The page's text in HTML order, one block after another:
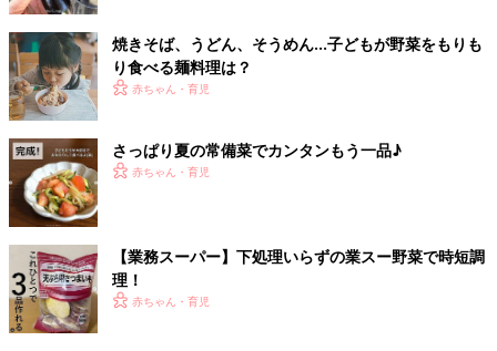
ね。
ズッキーニをはさんだハッセルバックポテト
焼きそば、うどん、そうめん…子どもが野菜をもりも
り食べる麺料理は？
赤ちゃん・育児
さっぱり夏の常備菜でカンタンもう一品♪
赤ちゃん・育児
【業務スーパー】下処理いらずの業スー野菜で時短調
理！
赤ちゃん・育児